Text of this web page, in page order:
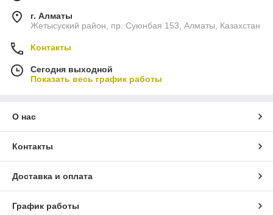
г. Алматы
Жетысуский район, пр. Суюнбая 153, Алматы, Казахстан
Контакты
Сегодня выходной
Показать весь график работы
О нас
Контакты
Доставка и оплата
График работы